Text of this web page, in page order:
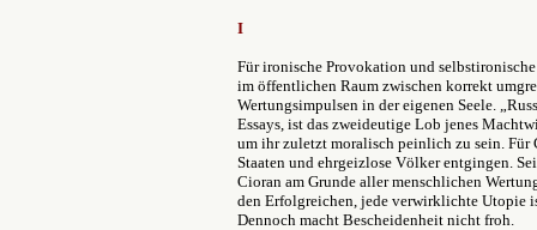
I
Für ironische Provokation und
im öffentlichen Raum zwischen korrekt
Wertungsimpulsen in der eigenen Seele.
Essays, ist das zweideutige Lob jenes
um ihr zuletzt moralisch peinlich zu sein. Für
Staaten und ehrgeizlose Völker entgingen.
Cioran am Grunde aller menschlichen
den Erfolgreichen, jede verwirklichte Utopie
Dennoch macht Bescheidenheit nicht froh.